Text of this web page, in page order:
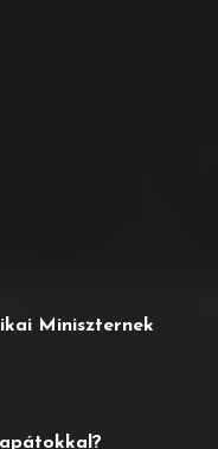
Miniszternek